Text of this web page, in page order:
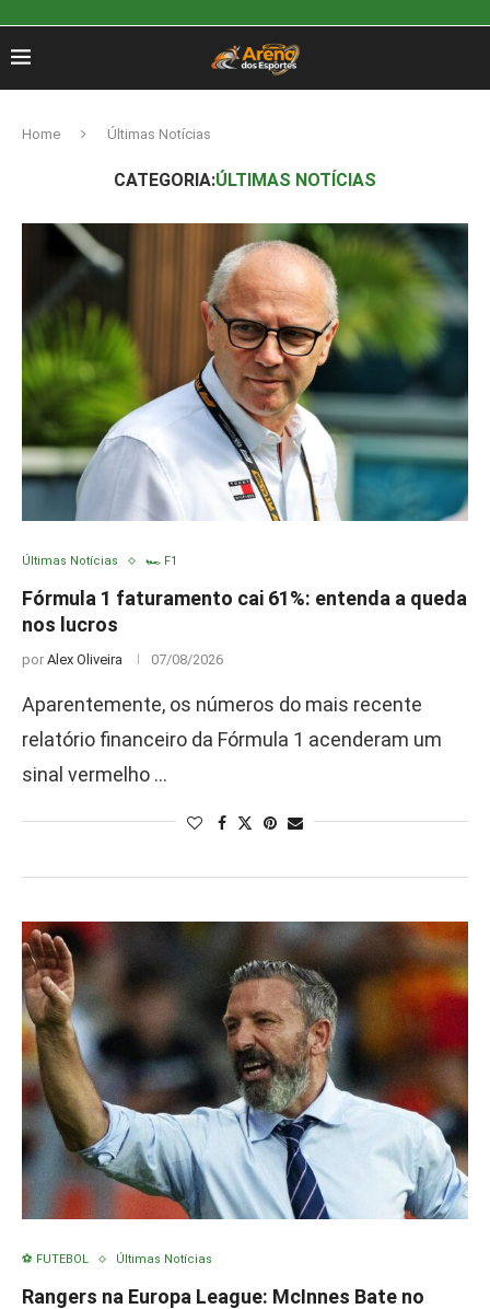
Home Últimas Notícias
CATEGORIA:ÚLTIMAS NOTÍCIAS
Últimas Notícias 🏎️ F1
Fórmula 1 faturamento cai 61%: entenda a queda
nos lucros
por Alex Oliveira 07/08/2026
Aparentemente, os números do mais recente
relatório financeiro da Fórmula 1 acenderam um
sinal vermelho …
⚽ FUTEBOL Últimas Notícias
Rangers na Europa League: McInnes Bate no